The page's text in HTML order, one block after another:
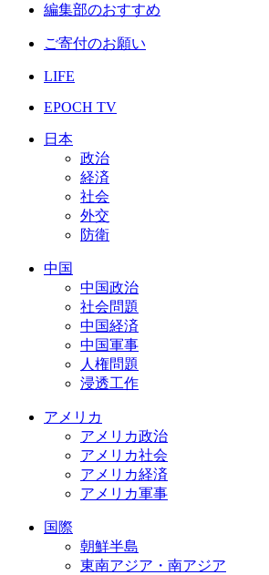
編集部のおすすめ
ご寄付のお願い
LIFE
EPOCH TV
日本
政治
経済
社会
外交
防衛
中国
中国政治
社会問題
中国経済
中国軍事
人権問題
浸透工作
アメリカ
アメリカ政治
アメリカ社会
アメリカ経済
アメリカ軍事
国際
朝鮮半島
東南アジア・南アジア